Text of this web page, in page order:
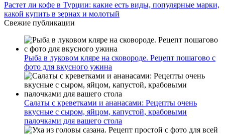
Растет ли кофе в Турции: какие есть виды, популярные марки,
какой купить в зернах и молотый
Свежие публикации
Рыба в луковом кляре на сковороде. Рецепт пошагово с
фото для вкусного ужина
Салаты с креветками и ананасами: Рецепты очень
вкусные с сыром, яйцом, капустой, крабовыми
палочками для вашего стола